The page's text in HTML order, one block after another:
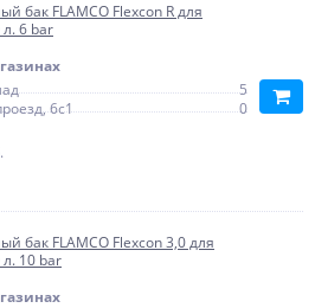
бак FLAMCO Flexcon R для
6 bar
5
6с1
0
бак FLAMCO Flexcon 3,0 для
10 bar